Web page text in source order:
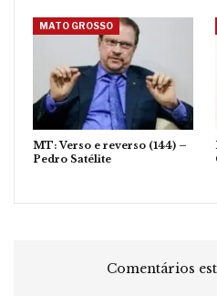
MATO GROSSO
MT: Verso e reverso (144) –
Pedro Satélite
Comentários